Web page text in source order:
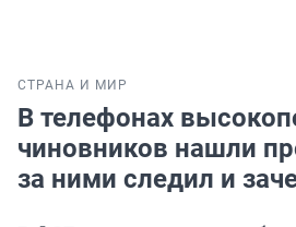
СТРАНА И МИР
В телефонах
чиновников нашли
за ними следил и